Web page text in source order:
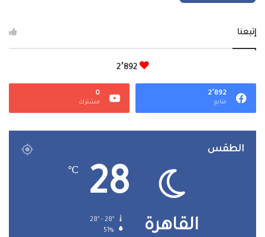
إتبعنا
2٬892
2٬892
متابع
0
مشترك
الطقس
القاهرة
28
℃
51%